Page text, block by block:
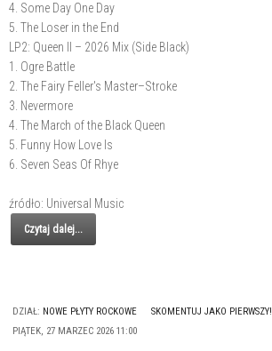
4. Some Day One Day
5. The Loser in the End
LP2: Queen II – 2026 Mix (Side Black)
1. Ogre Battle
2. The Fairy Feller's Master–Stroke
3. Nevermore
4. The March of the Black Queen
5. Funny How Love Is
6. Seven Seas Of Rhye
źródło: Universal Music
Czytaj dalej...
DZIAŁ: NOWE PŁYTY ROCKOWE
SKOMENTUJ JAKO PIERWSZY!
PIĄTEK, 27 MARZEC 2026 11:00